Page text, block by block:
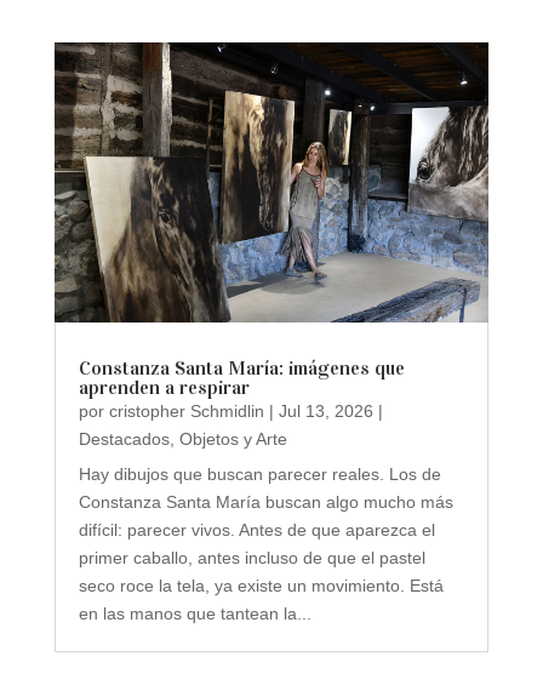
Constanza Santa María: imágenes que
aprenden a respirar
por cristopher Schmidlin | Jul 13, 2026 |
Destacados, Objetos y Arte
Hay dibujos que buscan parecer reales. Los de
Constanza Santa María buscan algo mucho más
difícil: parecer vivos. Antes de que aparezca el
primer caballo, antes incluso de que el pastel
seco roce la tela, ya existe un movimiento. Está
en las manos que tantean la...